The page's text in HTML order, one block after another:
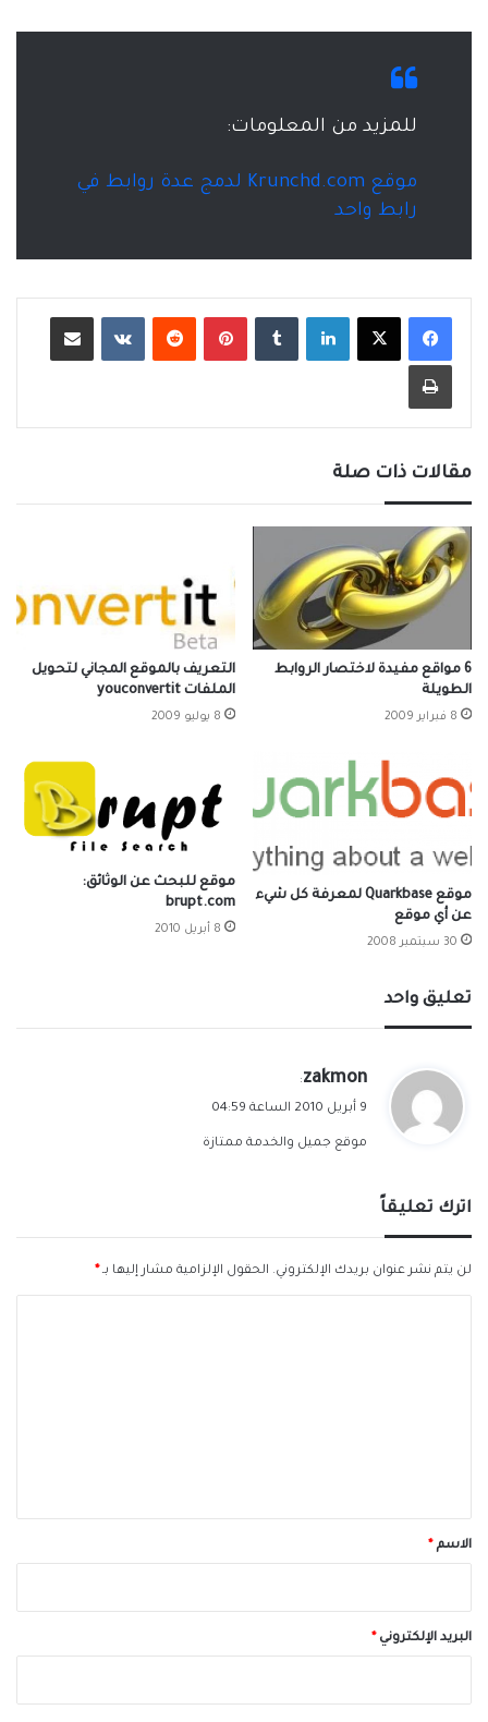
للمزيد من المعلومات:
موقع Krunchd.com لدمج عدة روابط في
رابط واحد
لينكدإن بينتيريست
مقالات ذات صلة
6 مواقع مفيدة لاختصار الروابط
الطويلة
8 فبراير 2009
التعريف بالموقع المجاني لتحويل
الملفات youconvertit
8 يوليو 2009
موقع Quarkbase لمعرفة كل شيء
عن أي موقع
30 سبتمبر 2008
موقع للبحث عن الوثائق:
brupt.com
8 أبريل 2010
تعليق واحد
ي
ق
ل
zakmon
:
9 أبريل 2010 الساعة 04:59
موقع جميل والخدمة ممتازة
اترك تعليقاً
لن يتم نشر عنوان بريدك الإلكتروني. الحقول الإلزامية مشار إليها بـ*
*الاسم*
البريد الإلكتروني*